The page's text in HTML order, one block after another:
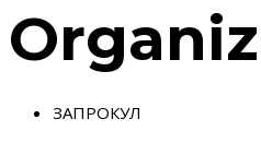
ЗАПРОКУЛ